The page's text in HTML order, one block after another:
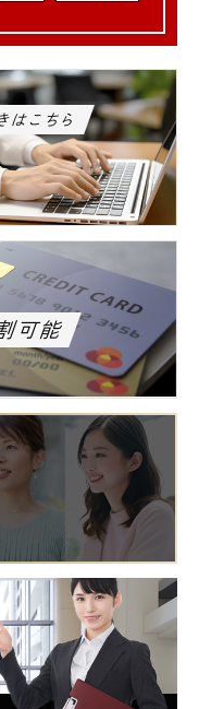
はこちら
可能